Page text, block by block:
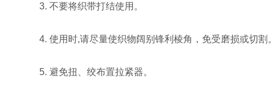
3. 不要将织带打结使用。
4. 使用时,请尽量使织物阔别锋利棱角，免受磨损或切割。
5. 避免扭、绞布置拉紧器。